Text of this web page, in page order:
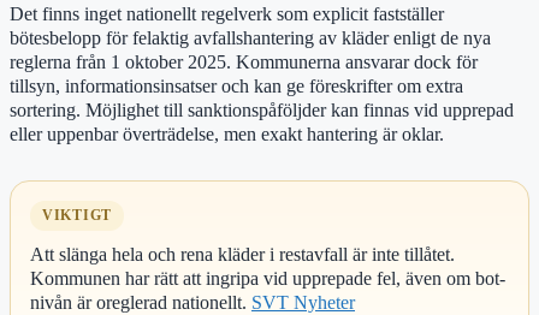
Det finns inget nationellt regelverk som explicit fastställer
bötesbelopp för felaktig avfallshantering av kläder enligt de nya
reglerna från 1 oktober 2025. Kommunerna ansvarar dock för
tillsyn, informationsinsatser och kan ge föreskrifter om extra
sortering. Möjlighet till sanktionspåföljder kan finnas vid upprepad
eller uppenbar överträdelse, men exakt hantering är oklar.
VIKTIGT
Att slänga hela och rena kläder i restavfall är inte tillåtet.
Kommunen har rätt att ingripa vid upprepade fel, även om bot-
nivån är oreglerad nationellt. SVT Nyheter